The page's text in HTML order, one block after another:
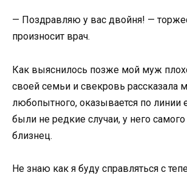
— Поздравляю у вас двойня! —
произносит врач.
Как выяснилось позже мой муж
своей семьи и свекровь рассказала
любопытного, оказывается по линии
были не редкие случаи, у него
близнец.
Не знаю как я буду справляться с